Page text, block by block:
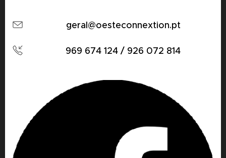
geral@oesteconnextion.pt
969 674 124 / 926 072 814